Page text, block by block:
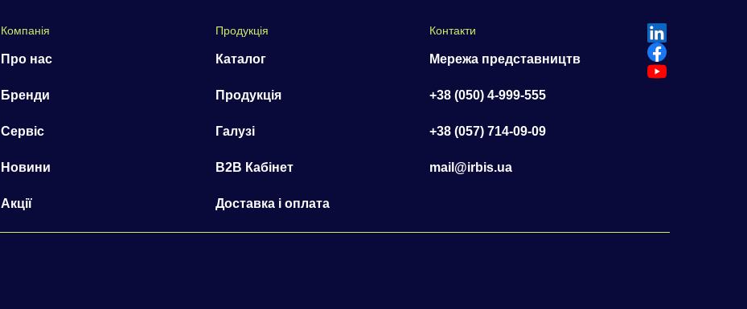
Компанія
Про нас
Бренди
Сервіс
Новини
Акції
Продукція
Каталог
Продукція
Галузі
B2B Кабінет
Доставка і оплата
Контакти
Мережа представництв
+38 (050) 4-999-555
+38 (057) 714-09-09
mail@irbis.ua